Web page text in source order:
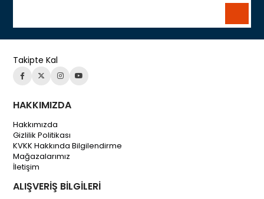
Takipte Kal
HAKKIMIZDA
Hakkımızda
Gizlilik Politikası
KVKK Hakkında Bilgilendirme
Mağazalarımız
İletişim
ALIŞVERİŞ BİLGİLERİ